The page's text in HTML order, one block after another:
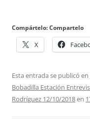
Compártelo: Compartelo
X
Esta entrada se publicó en
Bobadilla Estación
Rodríguez 12/10/2018en